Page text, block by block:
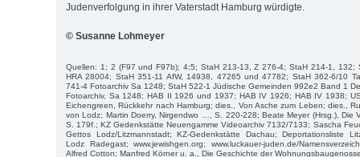
Judenverfolgung in ihrer Vaterstadt Hamburg würdigte.
© Susanne Lohmeyer
Quellen: 1; 2 (F97 und F97b); 4;5; StaH 213-13, Z 276-4; StaH 214-1, 132;
HRA 28004; StaH 351-11 AfW, 14938, 47265 und 47782; StaH 362-6/10
741-4 Fotoarchiv Sa 1248; StaH 522-1 Jüdische Gemeinden 992e2 Band 1
Fotoarchiv, Sa 1248; HAB II 1926 und 1937; HAB IV 1926; HAB IV 1938;
Eichengreen, Rückkehr nach Hamburg; dies., Von Asche zum Leben; dies.,
von Lodz; Martin Doerry, Nirgendwo …, S. 220-228; Beate Meyer (Hrsg.), Die
S. 179f.; KZ Gedenkstätte Neuengamme Videoarchiv 7132/7133; Sascha
Gettos Lodz/Litzmannstadt; KZ-Gedenkstätte Dachau; Deportationsliste
Lodz Radegast; www.jewishgen.org; www.luckauer-juden.de/
Alfred Cotton; Manfred Körner u. a., Die Geschichte der